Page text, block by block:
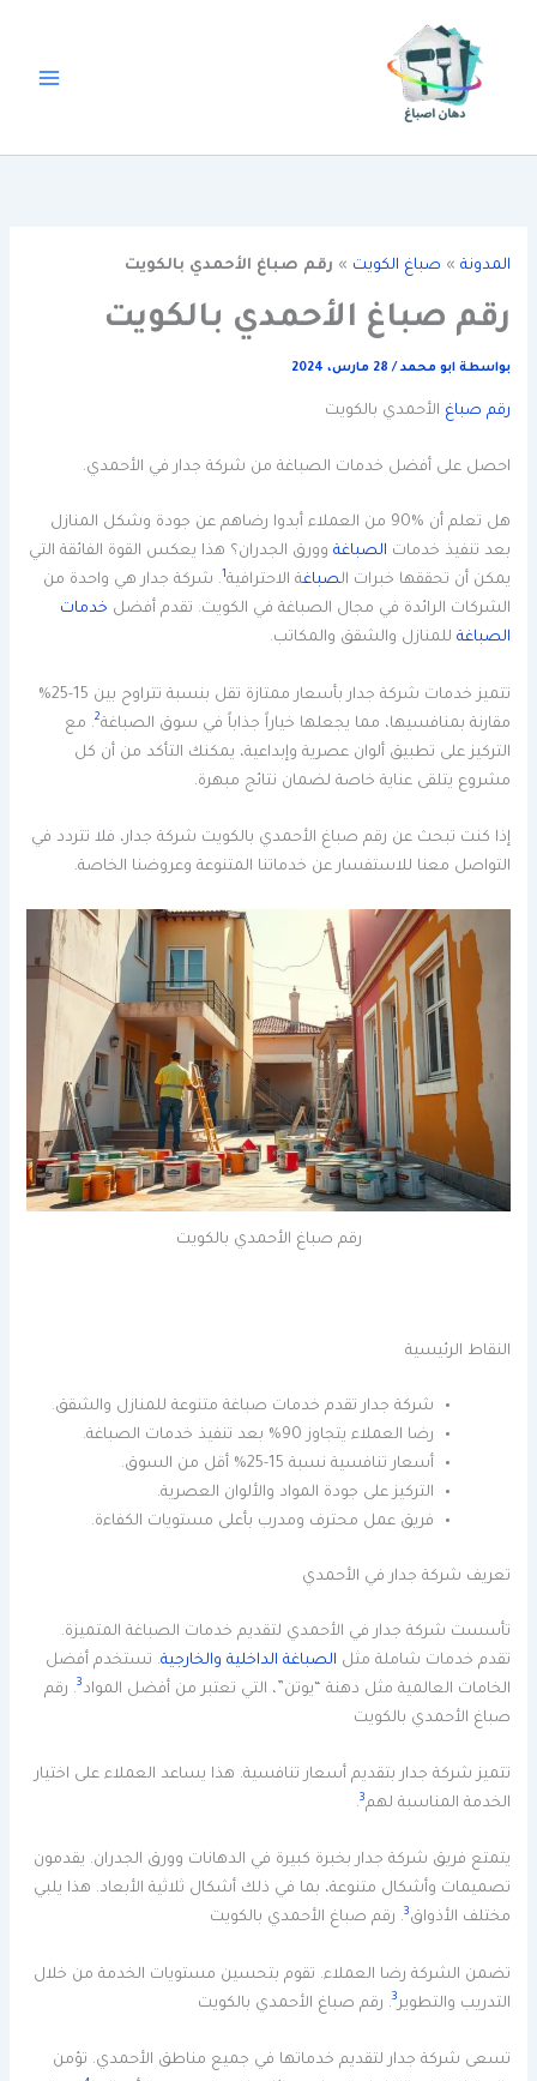
المدونة » صباغ الكويت » رقم صباغ الأحمدي بالكويت
رقم صباغ الأحمدي بالكويت
بواسطة ابو محمد/ 28 مارس، 2024
رقم صباغ الأحمدي بالكويت
احصل على أفضل خدمات الصباغة من شركة جدار في الأحمدي.
هل تعلم أن %90 من العملاء أبدوا رضاهم عن جودة وشكل المنازل
بعد تنفيذ خدمات الصباغة وورق الجدران؟ هذا يعكس القوة الفائقة التي
يمكن أن تحققها خبرات الصباغة الاحترافية1. شركة جدار هي واحدة من
الشركات الرائدة في مجال الصباغة في الكويت. تقدم أفضل خدمات
الصباغة للمنازل والشقق والمكاتب.
تتميز خدمات شركة جدار بأسعار ممتازة تقل بنسبة تتراوح بين 15-25%
مقارنة بمنافسيها، مما يجعلها خياراً جذاباً في سوق الصباغة2. مع
التركيز على تطبيق ألوان عصرية وإبداعية، يمكنك التأكد من أن كل
مشروع يتلقى عناية خاصة لضمان نتائج مبهرة.
إذا كنت تبحث عن رقم صباغ الأحمدي بالكويت شركة جدار، فلا تتردد في
التواصل معنا للاستفسار عن خدماتنا المتنوعة وعروضنا الخاصة.
رقم صباغ الأحمدي بالكويت
النقاط الرئيسية
شركة جدار تقدم خدمات صباغة متنوعة للمنازل والشقق.
رضا العملاء يتجاوز 90% بعد تنفيذ خدمات الصباغة.
أسعار تنافسية نسبة 15-25% أقل من السوق.
التركيز على جودة المواد والألوان العصرية.
فريق عمل محترف ومدرب بأعلى مستويات الكفاءة.
تعريف شركة جدار في الأحمدي
تأسست شركة جدار في الأحمدي لتقديم خدمات الصباغة المتميزة.
تقدم خدمات شاملة مثل الصباغة الداخلية والخارجية. تستخدم أفضل
الخامات العالمية مثل دهنة “يوتن”، التي تعتبر من أفضل المواد3. رقم
صباغ الأحمدي بالكويت
تتميز شركة جدار بتقديم أسعار تنافسية. هذا يساعد العملاء على اختيار
الخدمة المناسبة لهم3
.
يتمتع فريق شركة جدار بخبرة كبيرة في الدهانات وورق الجدران. يقدمون
تصميمات وأشكال متنوعة، بما في ذلك أشكال ثلاثية الأبعاد. هذا يلبي
مختلف الأذواق3. رقم صباغ الأحمدي بالكويت
تضمن الشركة رضا العملاء. تقوم بتحسين مستويات الخدمة من خلال
التدريب والتطوير 3. رقم صباغ الأحمدي بالكويت
تسعى شركة جدار لتقديم خدماتها في جميع مناطق الأحمدي. تؤمن